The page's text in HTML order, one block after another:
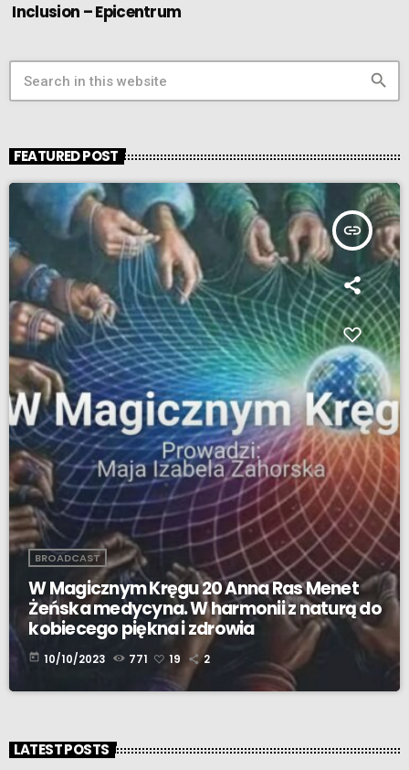
Inclusion – Epicentrum
search
FEATURED POST
insert_link
BROADCAST
W Magicznym Kręgu 20 Anna Ras Menet
Żeńska medycyna. W harmonii z naturą do
kobiecego piękna i zdrowia
today 10/10/2023 771 19 2
LATEST POSTS